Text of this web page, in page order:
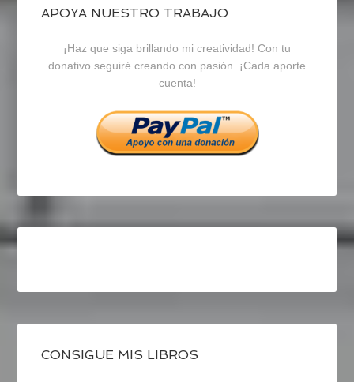
blogrecursosep
en
Facebook
recursosep
en
Twitter
recursosep
en
Instagram
APOYA NUESTRO TRABAJO
¡Haz que siga brillando mi creatividad! Con tu
donativo seguiré creando con pasión. ¡Cada aporte
cuenta!
CONSIGUE MIS LIBROS